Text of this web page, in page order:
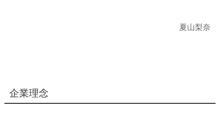
夏山梨奈
企業理念